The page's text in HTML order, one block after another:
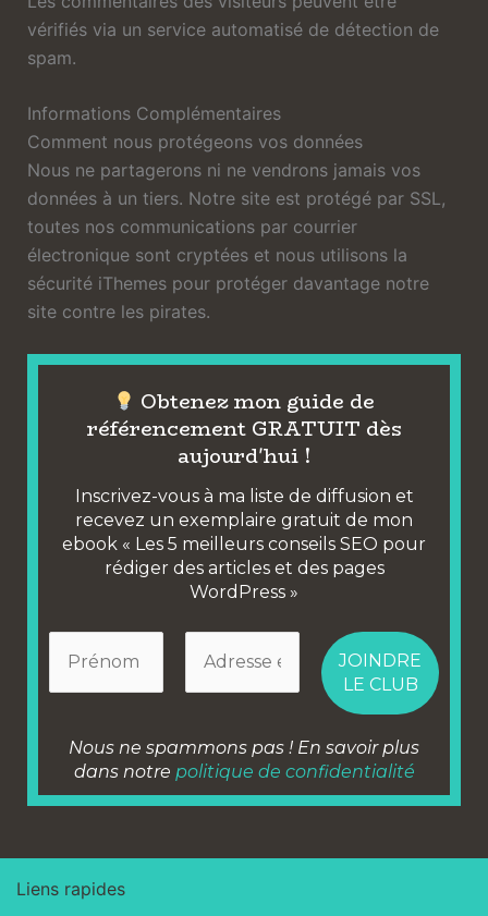
vérifiés via un service automatisé de détection de
spam.
Informations Complémentaires
Comment nous protégeons vos données
Nous ne partagerons ni ne vendrons jamais vos
données à un tiers. Notre site est protégé par SSL,
toutes nos communications par courrier
électronique sont cryptées et nous utilisons la
sécurité iThemes pour protéger davantage notre
site contre les pirates.
Obtenez mon guide de
référencement GRATUIT dès
aujourd'hui !
Inscrivez-vous à ma liste de diffusion et
recevez un exemplaire gratuit de mon
ebook « Les 5 meilleurs conseils SEO pour
rédiger des articles et des pages
WordPress »
Nous ne spammons pas ! En savoir plus
dans notre politique de confidentialité
Liens rapides